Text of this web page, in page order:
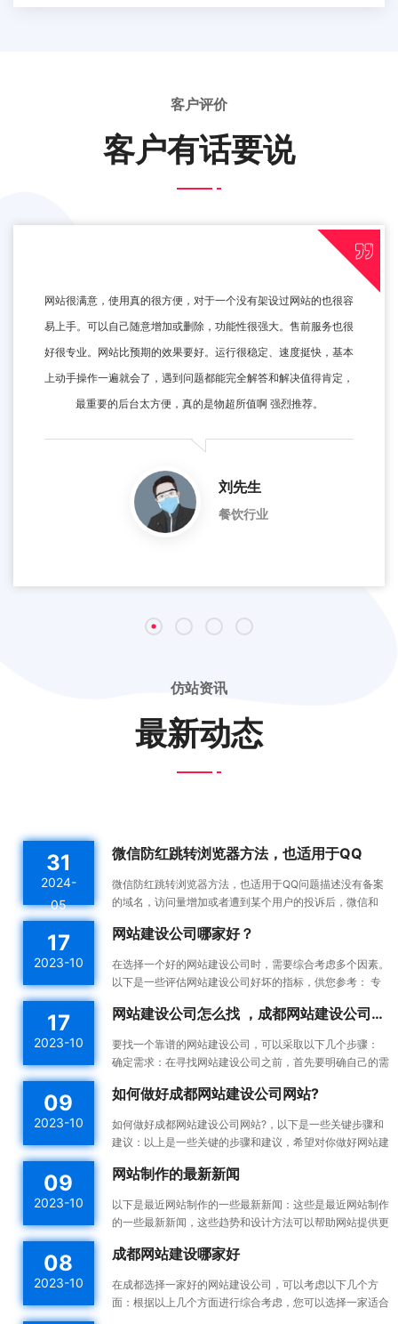
客户评价
客户有话要说
网站很满意，使用真的很方便，对于一个没有架设过网站的也很容
易上手。可以自己随意增加或删除，功能性很强大。售前服务也很
好很专业。网站比预期的效果要好。运行很稳定、速度挺快，基本
上动手操作一遍就会了，遇到问题都能完全解答和解决值得肯定，
最重要的后台太方便，真的是物超所值啊 强烈推荐。
刘先生
餐饮行业
仿站资讯
最新动态
31
2024-
05
微信防红跳转浏览器方法，也适用于QQ
微信防红跳转浏览器方法，也适用于QQ问题描述没有备案
的域名，访问量增加或者遭到某个用户的投诉后，微信和
单。这...
17
2023-10
网站建设公司哪家好？
在选择一个好的网站建设公司时，需要综合考虑多个因素。
以下是一些评估网站建设公司好坏的指标，供您参考： 专
17
2023-10
网站建设公司怎么找 ，成都网站建设公司做网站靠谱吗
要找一个靠谱的网站建设公司，可以采取以下几个步骤：
确定需求：在寻找网站建设公司之前，首先要明确自己的需
09
2023-10
如何做好成都网站建设公司网站?
如何做好成都网站建设公司网站?，以下是一些关键步骤和
建议：以上是一些关键的步骤和建议，希望对你做好网站建
你的...
09
2023-10
网站制作的最新新闻
以下是最近网站制作的一些最新新闻：这些是最近网站制作
的一些最新新闻，这些趋势和设计方法可以帮助网站提供更
计：...
08
2023-10
成都网站建设哪家好
在成都选择一家好的网站建设公司，可以考虑以下几个方
面：根据以上几个方面进行综合考虑，您可以选择一家适合